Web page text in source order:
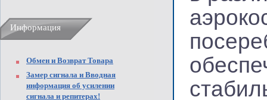
Информация
Обмен и Возврат Товара
Замер сигнала и Вводная
информация об усилении
сигнала и репитерах!